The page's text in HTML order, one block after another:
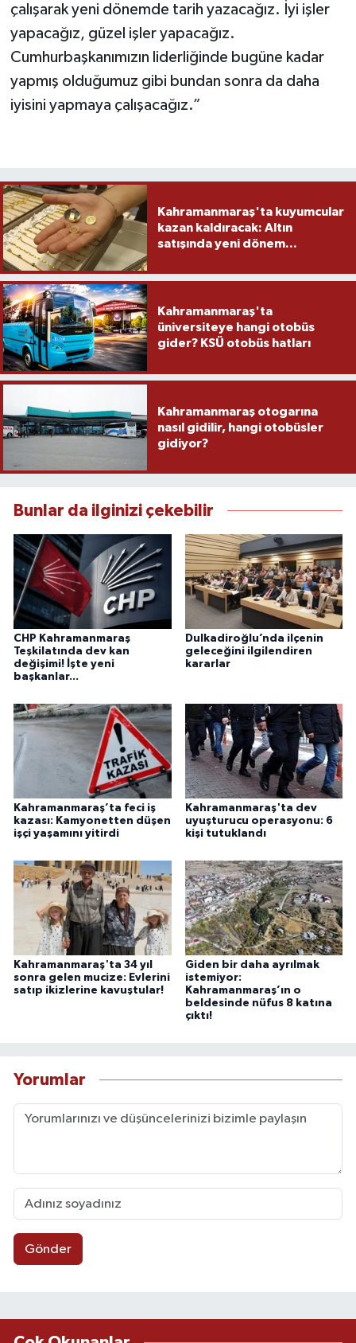
çalışarak yeni dönemde tarih yazacağız. İyi işler
yapacağız, güzel işler yapacağız.
Cumhurbaşkanımızın liderliğinde bugüne kadar
yapmış olduğumuz gibi bundan sonra da daha
iyisini yapmaya çalışacağız.”
Kahramanmaraş'ta kuyumcular
kazan kaldıracak: Altın
satışında yeni dönem...
Kahramanmaraş'ta
üniversiteye hangi otobüs
gider? KSÜ otobüs hatları
Kahramanmaraş otogarına
nasıl gidilir, hangi otobüsler
gidiyor?
Bunlar da ilginizi çekebilir
CHP Kahramanmaraş
Teşkilatında dev kan
değişimi! İşte yeni
başkanlar...
Dulkadiroğlu’nda ilçenin
geleceğini ilgilendiren
kararlar
Kahramanmaraş’ta feci iş
kazası: Kamyonetten düşen
işçi yaşamını yitirdi
Kahramanmaraş'ta dev
uyuşturucu operasyonu: 6
kişi tutuklandı
Kahramanmaraş'ta 34 yıl
sonra gelen mucize: Evlerini
satıp ikizlerine kavuştular!
Giden bir daha ayrılmak
istemiyor:
Kahramanmaraş’ın o
beldesinde nüfus 8 katına
çıktı!
Yorumlar
Gönder